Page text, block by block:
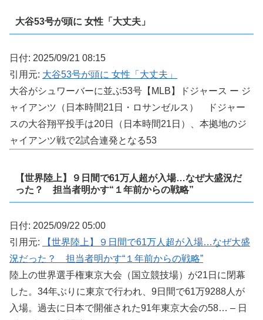
大谷53号が頭に 女性「大丈夫」
日付: 2025/09/21 08:15
引用元: 大谷53号が頭に 女性「大丈夫」
大谷がシュワーバーに並ぶ53号【MLB】ドジャース ー ジ
ャイアンツ（日本時間21日・ロサンゼルス） ドジャー
スの大谷翔平投手は20日（日本時間21日）、本拠地のジ
ャイアンツ戦で2試合連発となる53
【世界陸上】９日間で61万人超が入場…なぜ大盛況だ
った？ 担当者明かす“１年前からの戦略”
日付: 2025/09/22 05:00
引用元:
【世界陸上】９日間で61万人超が入場…なぜ大盛
況だった？ 担当者明かす“１年前からの戦略”
陸上の世界選手権東京大会（国立競技場）が21日に閉幕
した。34年ぶりに東京で行われ、9日間で61万9288人が
入場。過去に日本で開催された91年東京大会の58… – 日